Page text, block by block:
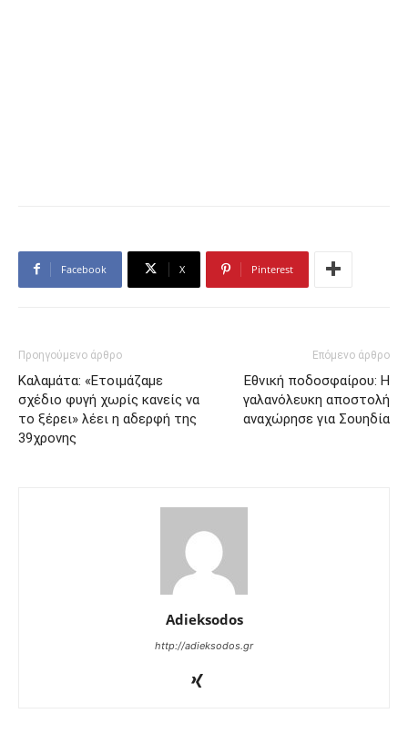
Facebook X Pinterest
Προηγούμενο άρθρο
Καλαμάτα: «Ετοιμάζαμε
σχέδιο φυγή χωρίς κανείς να
το ξέρει» λέει η αδερφή της
39χρονης
Επόμενο άρθρο
Εθνική ποδοσφαίρου: Η
γαλανόλευκη αποστολή
αναχώρησε για Σουηδία
Adieksodos
http://adieksodos.gr